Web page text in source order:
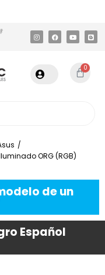
0
/
ORG (RGB)
de un
Español